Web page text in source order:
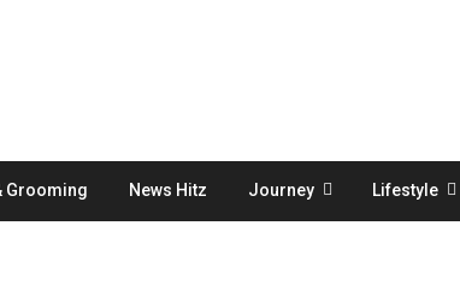
Grooming News Hitz Journey Lifestyle